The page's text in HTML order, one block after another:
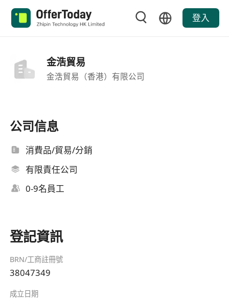
登入
金浩貿易
金浩貿易（香港）有限公司
公司信息
消費品/貿易/分銷
有限責任公司
0-9名員工
登記資訊
BRN/工商註冊號
38047349
成立日期